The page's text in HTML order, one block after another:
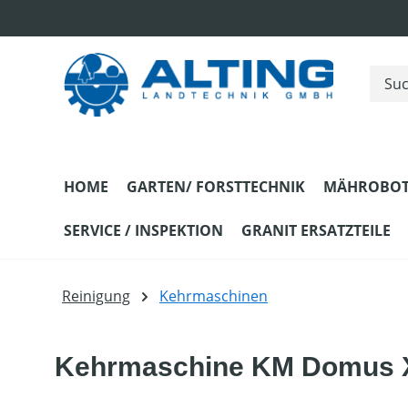
HOME GARTEN/ FORSTTECHNIK
SERVICE / INSPEKTION GRANIT ERSATZTEILE
Reinigung Kehrmaschinen
Kehrmaschine KM Domus